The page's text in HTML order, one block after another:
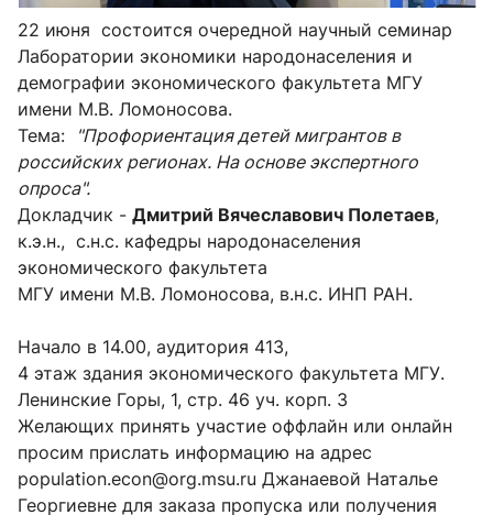
22 июня состоится очередной научный семинар
Лаборатории экономики народонаселения и
демографии экономического факультета МГУ
имени М.В. Ломоносова.
Тема:
"Профориентация детей мигрантов в
российских регионах. На основе экспертного
опроса".
Докладчик - Дмитрий Вячеславович Полетаев,
к.э.н., с.н.с. кафедры народонаселения
экономического факультета
МГУ имени М.В. Ломоносова, в.н.с. ИНП РАН.
Начало в 14.00, аудитория 413,
4 этаж здания экономического факультета МГУ.
Ленинские Горы, 1, стр. 46 уч. корп. 3
Желающих принять участие оффлайн или онлайн
просим прислать информацию на адрес
population.econ@org.msu.ru Джанаевой Наталье
Георгиевне для заказа пропуска или получения